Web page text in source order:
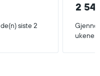
2
de(n) siste 2
ukene.